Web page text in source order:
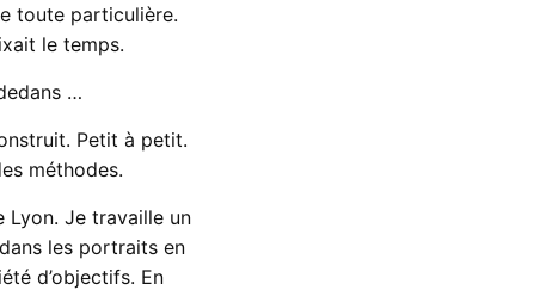
toute particulière.
le temps.
…
Petit à petit.
méthodes.
Lyon. Je travaille un
les portraits en
d’objectifs. En